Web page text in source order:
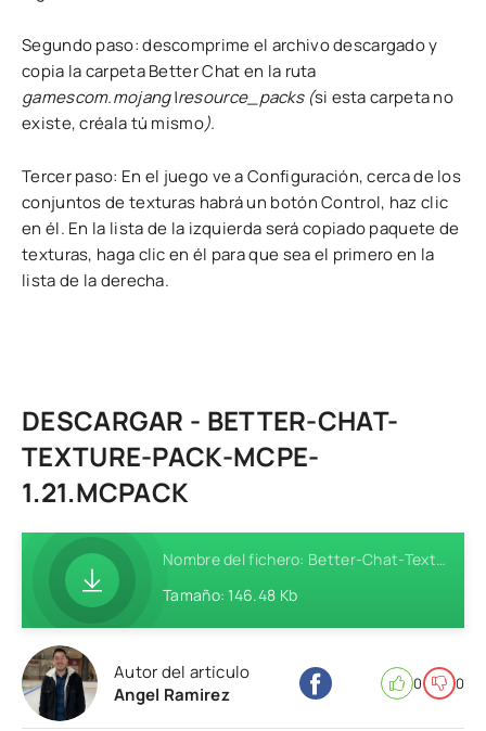
Segundo paso: descomprime el archivo descargado y
copia la carpeta Better Chat en la ruta
gamescom.mojang\resource_packs (si esta carpeta no
existe, créala tú mismo).
Tercer paso: En el juego ve a Configuración, cerca de los
conjuntos de texturas habrá un botón Control, haz clic
en él. En la lista de la izquierda será copiado paquete de
texturas, haga clic en él para que sea el primero en la
lista de la derecha.
DESCARGAR - BETTER-CHAT-
TEXTURE-PACK-MCPE-
1.21.MCPACK
Nombre del fichero: Better-Chat-Texture-Pack-MCPE-1.21.mcpack
Tamaño: 146.48 Kb
Autor del artículo
Angel Ramirez
0 0